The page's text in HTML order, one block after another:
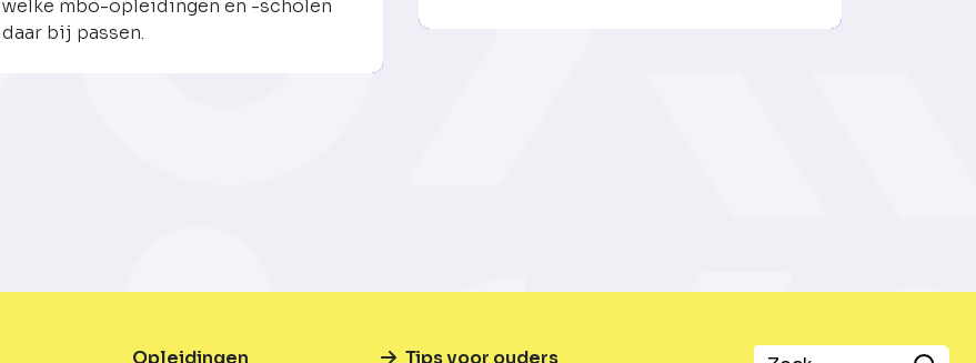
welke mbo-opleidingen en -scholen
daar bij passen.
Opleidingen Tips voor ouders